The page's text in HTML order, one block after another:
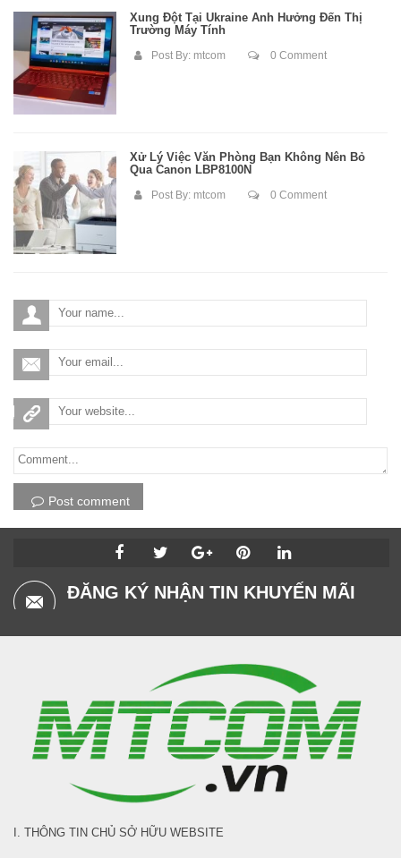
Xung Đột Tại Ukraine Ảnh Hưởng Đến Thị
Trường Máy Tính
Post By: mtcom 0 Comment
Xử Lý Việc Văn Phòng Bạn Không Nên Bỏ
Qua Canon LBP8100N
Post By: mtcom 0 Comment
Post comment
ĐĂNG KÝ NHẬN TIN KHUYẾN MÃI
I. THÔNG TIN CHỦ SỞ HỮU WEBSITE